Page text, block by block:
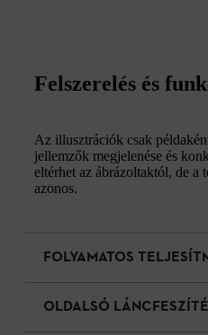
Felszerelés és
Az illusztrációk csak
jellemzők megjelenése és
eltérhet az ábrázoltaktól, de a
azonos.
FOLYAMATOS
OLDALSÓ